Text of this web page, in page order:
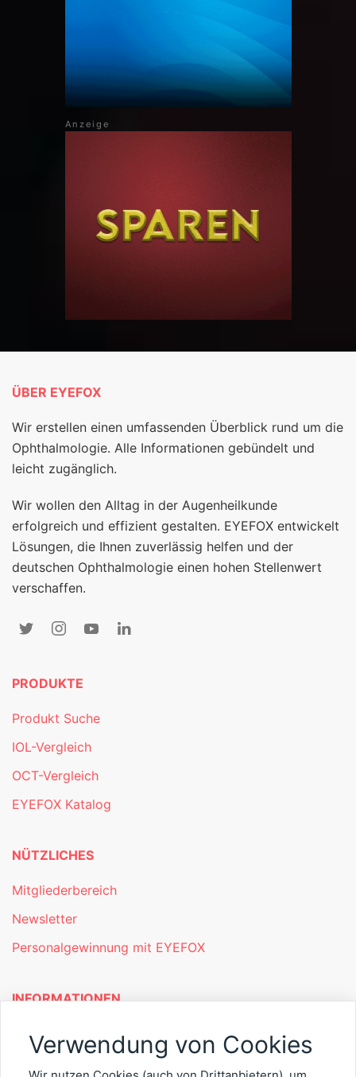
ÜBER EYEFOX
Wir erstellen einen umfassenden Überblick rund um die
Ophthalmologie. Alle Informationen gebündelt und
leicht zugänglich.
Wir wollen den Alltag in der Augenheilkunde
erfolgreich und effizient gestalten. EYEFOX entwickelt
Lösungen, die Ihnen zuverlässig helfen und der
deutschen Ophthalmologie einen hohen Stellenwert
verschaffen.
PRODUKTE
Produkt Suche
IOL-Vergleich
OCT-Vergleich
EYEFOX Katalog
NÜTZLICHES
Mitgliederbereich
Newsletter
Personalgewinnung mit EYEFOX
INFORMATIONEN
Was ist EYEFOX – Ihre Möglichkeiten
Verwendung von Cookies